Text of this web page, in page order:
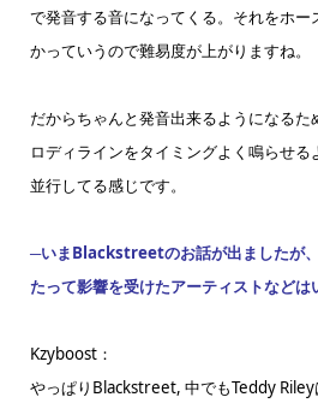
で発音する音になってくる。それをホー
かっていうので難易度が上がりますね。
だからちゃんと発音出来るようになるた
ロディラインをタイミングよく鳴らせ
並行してる感じです。
─いまBlackstreetのお話が出ましたが
たって影響を受けたアーティストなどは
Kzyboost：
やっぱりBlackstreet, 中でもTeddy